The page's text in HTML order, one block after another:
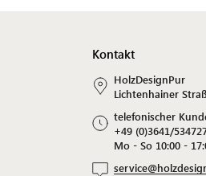
Kontakt
HolzDesignPur
Lichtenhainer
telefonischer
+49 (0)3641/
Mo - So 10:00 -